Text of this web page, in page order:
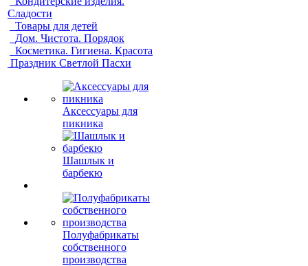
Сладости
Товары для детей
Дом. Чистота. Порядок
Косметика. Гигиена. Красота
Праздник Светлой Пасхи
Аксессуары для
пикника
Шашлык и
барбекю
Полуфабрикаты
собственного
производства